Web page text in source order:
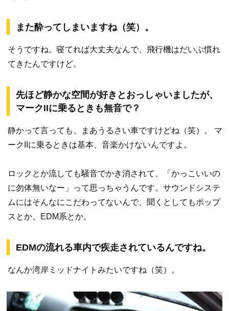
また酔ってしまいますね（笑）。
そうですね。寝てれば大丈夫なんで、飛行機はだいぶ慣れ
てきたんですけど。
先ほど静かな空間が好きとおっしゃいましたが、
マークIIに乗るときも無音で？
静かって言っても、まあうるさい車ですけどね（笑）。 マ
ークIIに乗るときは基本、音楽かけないんですよ。
ロックとか流しても騒音でかき消されて、「かっこいいの
に勿体無いなー」って思っちゃうんです。サウンドシステ
ムにはそんなにこだわってないんで、聞くとしてもポップ
スとか、EDM系とか。
EDMの流れる車内で疾走されているんですね。
なんか湾岸ミッドナイトみたいですね（笑）。